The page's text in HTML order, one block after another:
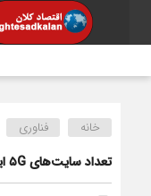
خانه فناوری
تعداد سایت‌های ۵G ایرانسل به ۸۴۵ رسید